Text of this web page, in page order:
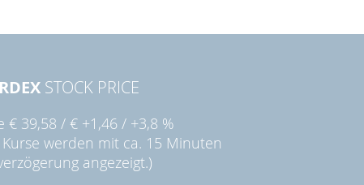
STOCK PRICE
€ 39,58 / € +1,46 / +3,8 %
Kurse werden mit ca. 15 Minuten
angezeigt.)